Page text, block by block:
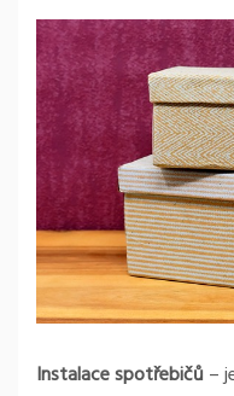
Instalace spotřebičů –